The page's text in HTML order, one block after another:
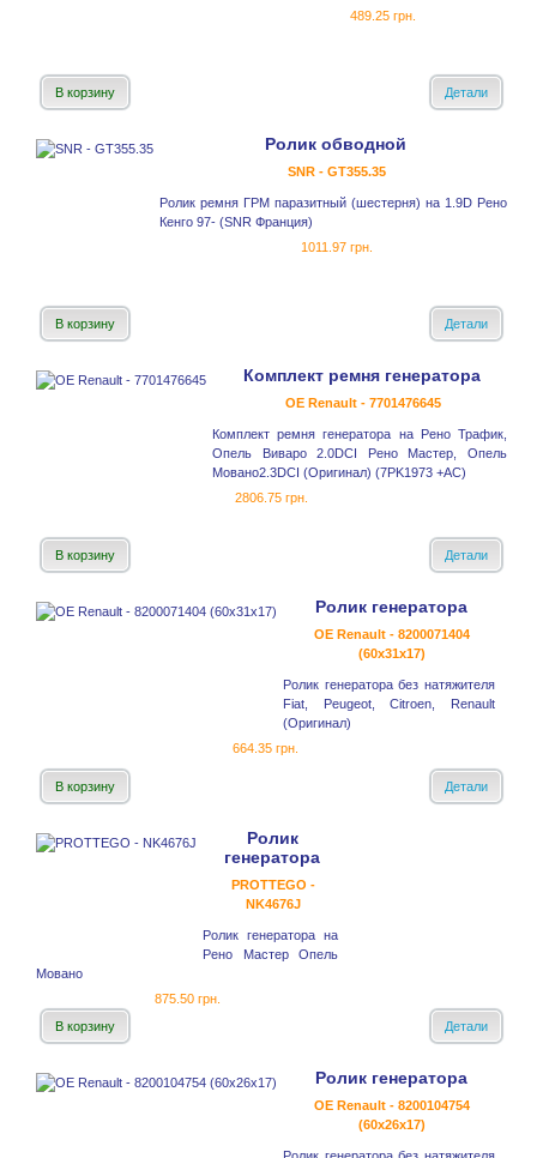
489.25 грн.
В корзину Детали
Ролик обводной
SNR - GT355.35
Ролик ремня ГРМ паразитный (шестерня) на 1.9D Рено
Кенго 97- (SNR Франция)
1011.97 грн.
В корзину Детали
Комплект ремня генератора
OE Renault - 7701476645
Комплект ремня генератора на Рено Трафик,
Опель Виваро 2.0DCI Рено Мастер, Опель
Мовано2.3DCI (Оригинал) (7PK1973 +AC)
2806.75 грн.
В корзину Детали
Ролик генератора
OE Renault - 8200071404
(60x31x17)
Ролик генератора без натяжителя
Fiat, Peugeot, Citroen, Renault
(Оригинал)
664.35 грн.
В корзину Детали
Ролик
генератора
PROTTEGO -
NK4676J
Ролик генератора на
Рено Мастер Опель
Мовано
875.50 грн.
В корзину
Детали
Ролик генератора
OE Renault - 8200104754
(60x26x17)